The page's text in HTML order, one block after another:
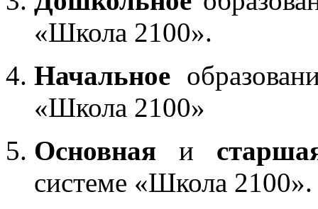
«Школа 2100».
Начальное
«Школа 2100»
Основная и
системе «Школа 2100».